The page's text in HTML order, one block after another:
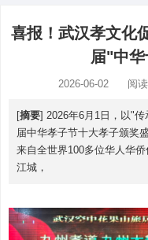
喜报！武汉孝文化
届"中华
2026-06-02 阅读
[摘要] 2026年6月1日，以"
届中华孝子节十大孝子颁奖
来自全世界100多位华人华
江城，